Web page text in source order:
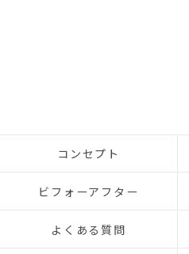
コンセプト
ビフォーアフター
よくある質問